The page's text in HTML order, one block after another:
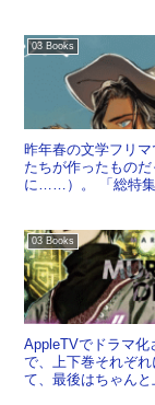
03 Books
昨年春の文学フリ
たちが作ったもの
に……）。 「総特集
03 Books
AppleTVでドラマ化
で、上下巻それぞ
て、最後はちゃん